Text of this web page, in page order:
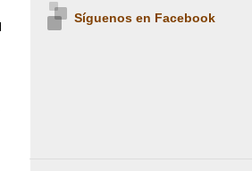
Síguenos en Facebook